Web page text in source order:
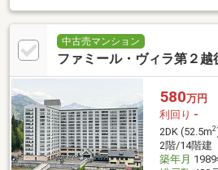
きます。
中古売マンション
ファミール・ヴィラ第２越
580万円
利回り -
2DK (52.5m2
2階/14階建
築年月